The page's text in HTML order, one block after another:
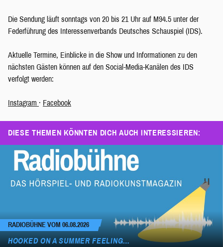
Die Sendung läuft sonntags von 20 bis 21 Uhr auf M94.5 unter der
Federführung des Interessenverbands Deutsches Schauspiel (IDS).
Aktuelle Termine, Einblicke in die Show und Informationen zu den
nächsten Gästen können auf den Social-Media-Kanälen des IDS
verfolgt werden:
Instagram · Facebook
DIESE THEMEN KÖNNTEN DICH AUCH INTERESSIEREN:
RADIOBÜHNE VOM 06.08.2026
HOOKED ON A SUMMER FEELING…